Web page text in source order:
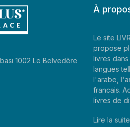
1002 Le Belvedère
À
Le site
propose
livres
langues
l'arabe,
francais.
livres de
Lire la